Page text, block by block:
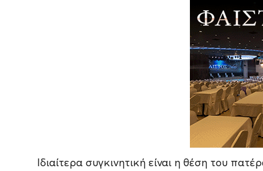
Ιδιαίτερα συγκινητική είναι η θέση του